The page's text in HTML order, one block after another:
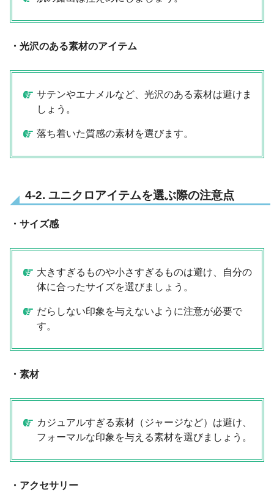
・光沢のある素材のアイテム
サテンやエナメルなど、光沢のある素材は避けま
しょう。
落ち着いた質感の素材を選びます。
4-2. ユニクロアイテムを選ぶ際の注意点
・サイズ感
大きすぎるものや小さすぎるものは避け、自分の
体に合ったサイズを選びましょう。
だらしない印象を与えないように注意が必要で
す。
・素材
カジュアルすぎる素材（ジャージなど）は避け、
フォーマルな印象を与える素材を選びましょう。
・アクセサリー